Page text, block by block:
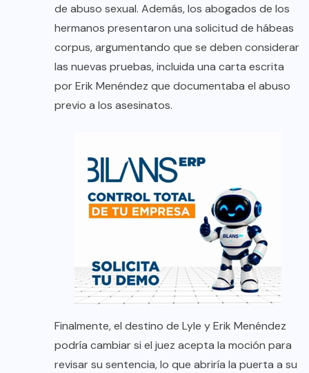
de abuso sexual. Además, los abogados de los
hermanos presentaron una solicitud de hábeas
corpus, argumentando que se deben considerar
las nuevas pruebas, incluida una carta escrita
por Erik Menéndez que documentaba el abuso
previo a los asesinatos.
Finalmente, el destino de Lyle y Erik Menéndez
podría cambiar si el juez acepta la moción para
revisar su sentencia, lo que abriría la puerta a su